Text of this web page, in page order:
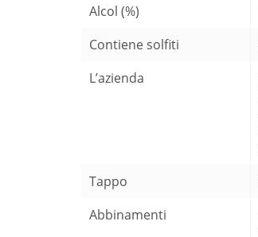
Alcol (%)
Contiene solfiti
L’azienda
Tappo
Abbinamenti